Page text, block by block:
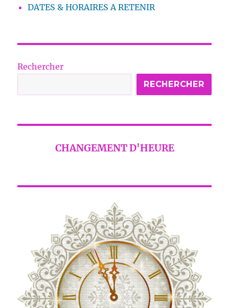
DATES & HORAIRES A RETENIR
Rechercher
RECHERCHER
CHANGEMENT D'HEURE